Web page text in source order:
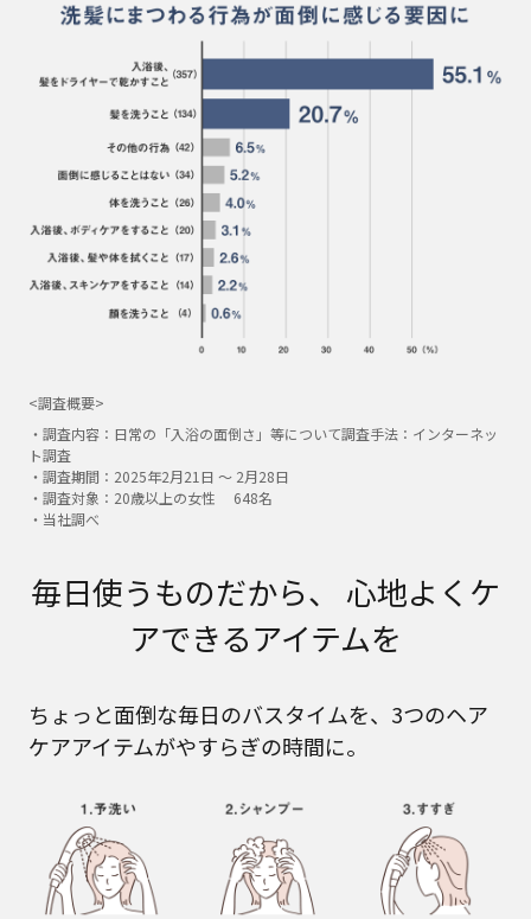
<調査概要>
・調査内容：日常の「入浴の面倒さ」等について調査手法：インターネッ
ト調査
・調査期間：2025年2月21日 ～ 2月28日
・調査対象：20歳以上の女性 648名
・当社調べ
毎日使うものだから、 心地よくケ
アできるアイテムを
ちょっと面倒な毎日のバスタイムを、3つのヘア
ケアアイテムがやすらぎの時間に。